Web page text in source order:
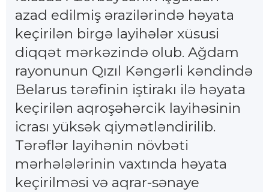
azad edilmiş ərazilərində həyata
keçirilən birgə layihələr xüsusi
diqqət mərkəzində olub. Ağdam
rayonunun Qızıl Kəngərli kəndində
Belarus tərəfinin iştirakı ilə həyata
keçirilən aqroşəhərcik layihəsinin
icrası yüksək qiymətləndirilib.
Tərəflər layihənin növbəti
mərhələlərinin vaxtında həyata
keçirilməsi və aqrar-sənaye